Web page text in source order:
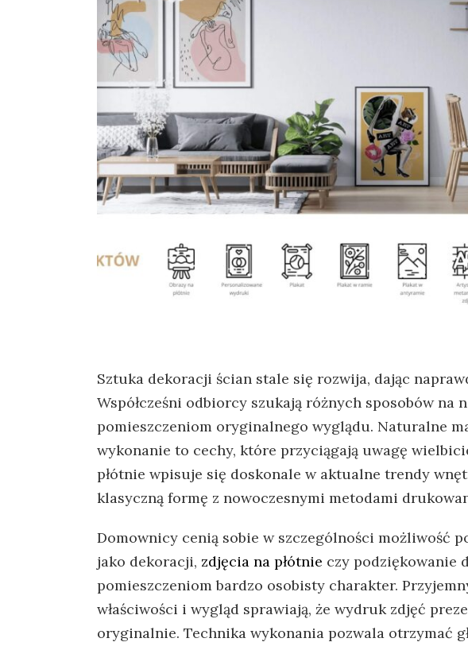
Sztuka dekoracji ścian stale się rozwija, dając
Współcześni odbiorcy szukają różnych sposobów na
pomieszczeniom oryginalnego wyglądu. Naturalne
wykonanie to cechy, które przyciągają uwagę
płótnie wpisuje się doskonale w aktualne trendy
klasyczną formę z nowoczesnymi metodami
Domownicy cenią sobie w szczególności możliwość
jako dekoracji, zdjęcia na płótnie czy podziękowanie
pomieszczeniom bardzo osobisty charakter.
właściwości i wygląd sprawiają, że wydruk zdjęć
oryginalnie. Technika wykonania pozwala otrzymać